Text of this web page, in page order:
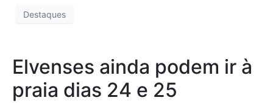
Destaques
Elvenses ainda podem ir à
praia dias 24 e 25